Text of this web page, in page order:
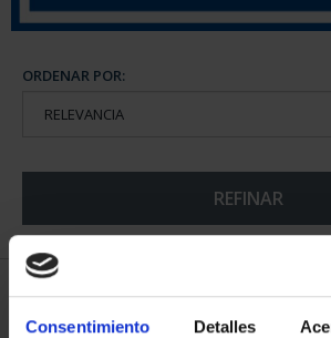
Consentimiento Detalles
ORDENAR POR:
REFINAR
5 Productos encontrados